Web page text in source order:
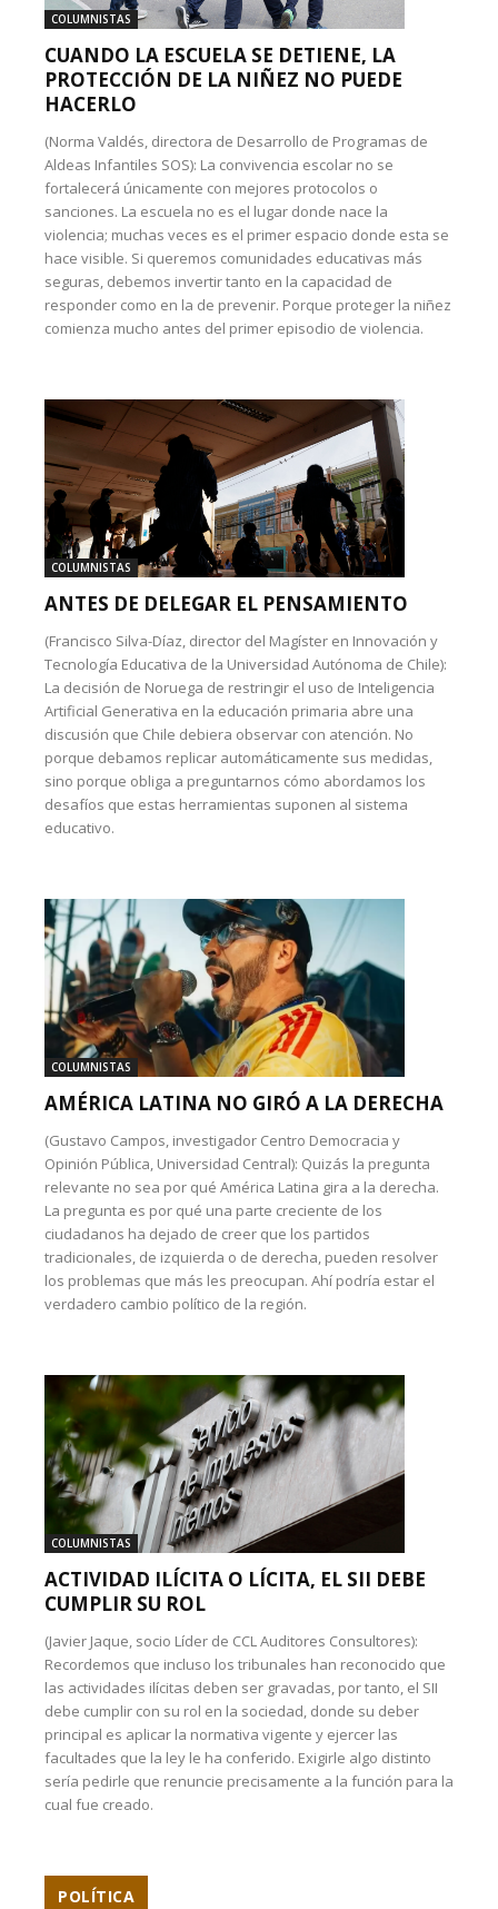
COLUMNISTAS
CUANDO LA ESCUELA SE DETIENE, LA
PROTECCIÓN DE LA NIÑEZ NO PUEDE
HACERLO
(Norma Valdés, directora de Desarrollo de Programas de
Aldeas Infantiles SOS): La convivencia escolar no se
fortalecerá únicamente con mejores protocolos o
sanciones. La escuela no es el lugar donde nace la
violencia; muchas veces es el primer espacio donde esta se
hace visible. Si queremos comunidades educativas más
seguras, debemos invertir tanto en la capacidad de
responder como en la de prevenir. Porque proteger la niñez
comienza mucho antes del primer episodio de violencia.
COLUMNISTAS
ANTES DE DELEGAR EL PENSAMIENTO
(Francisco Silva-Díaz, director del Magíster en Innovación y
Tecnología Educativa de la Universidad Autónoma de Chile):
La decisión de Noruega de restringir el uso de Inteligencia
Artificial Generativa en la educación primaria abre una
discusión que Chile debiera observar con atención. No
porque debamos replicar automáticamente sus medidas,
sino porque obliga a preguntarnos cómo abordamos los
desafíos que estas herramientas suponen al sistema
educativo.
COLUMNISTAS
AMÉRICA LATINA NO GIRÓ A LA DERECHA
(Gustavo Campos, investigador Centro Democracia y
Opinión Pública, Universidad Central): Quizás la pregunta
relevante no sea por qué América Latina gira a la derecha.
La pregunta es por qué una parte creciente de los
ciudadanos ha dejado de creer que los partidos
tradicionales, de izquierda o de derecha, pueden resolver
los problemas que más les preocupan. Ahí podría estar el
verdadero cambio político de la región.
COLUMNISTAS
ACTIVIDAD ILÍCITA O LÍCITA, EL SII DEBE
CUMPLIR SU ROL
(Javier Jaque, socio Líder de CCL Auditores Consultores):
Recordemos que incluso los tribunales han reconocido que
las actividades ilícitas deben ser gravadas, por tanto, el SII
debe cumplir con su rol en la sociedad, donde su deber
principal es aplicar la normativa vigente y ejercer las
facultades que la ley le ha conferido. Exigirle algo distinto
sería pedirle que renuncie precisamente a la función para la
cual fue creado.
POLÍTICA